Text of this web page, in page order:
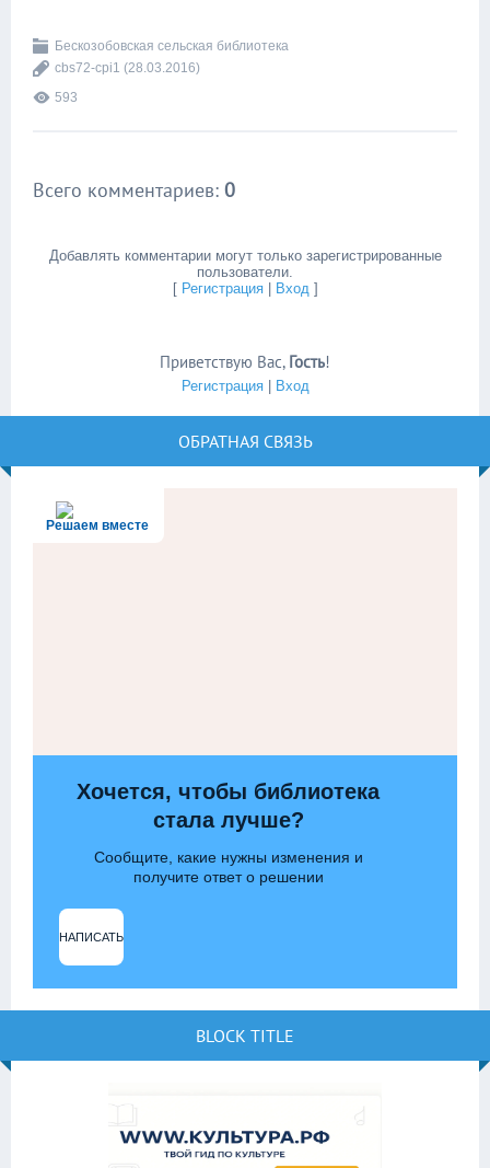
Бескозобовская сельская библиотека
cbs72-cpi1 (28.03.2016)
593
Всего комментариев: 0
Добавлять комментарии могут только зарегистрированные
пользователи.
[ Регистрация| Вход]
Приветствую Вас, Гость!
Регистрация| Вход
ОБРАТНАЯ СВЯЗЬ
Решаем вместе
Хочется, чтобы библиотека
стала лучше?
Сообщите, какие нужны изменения и
получите ответ о решении
НАПИСАТЬ
BLOCK TITLE